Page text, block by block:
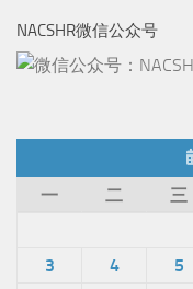
NACSHR微信公众号
一
二 三
3
4 5